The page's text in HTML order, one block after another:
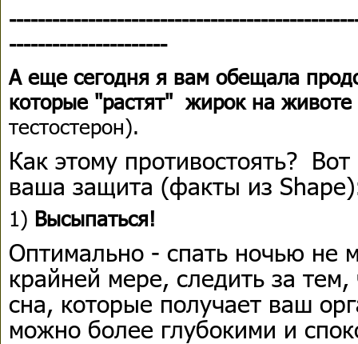
----------------------
А еще сегодня я вам обещала
которые "растят" жирок на животе
тестостерон).
Как этому противостоять?
ваша защита (факты из
1) Высыпаться!
Оптимально - спать ночью не
крайней мере, следить за
сна, которые получает ваш
можно более глубокими и